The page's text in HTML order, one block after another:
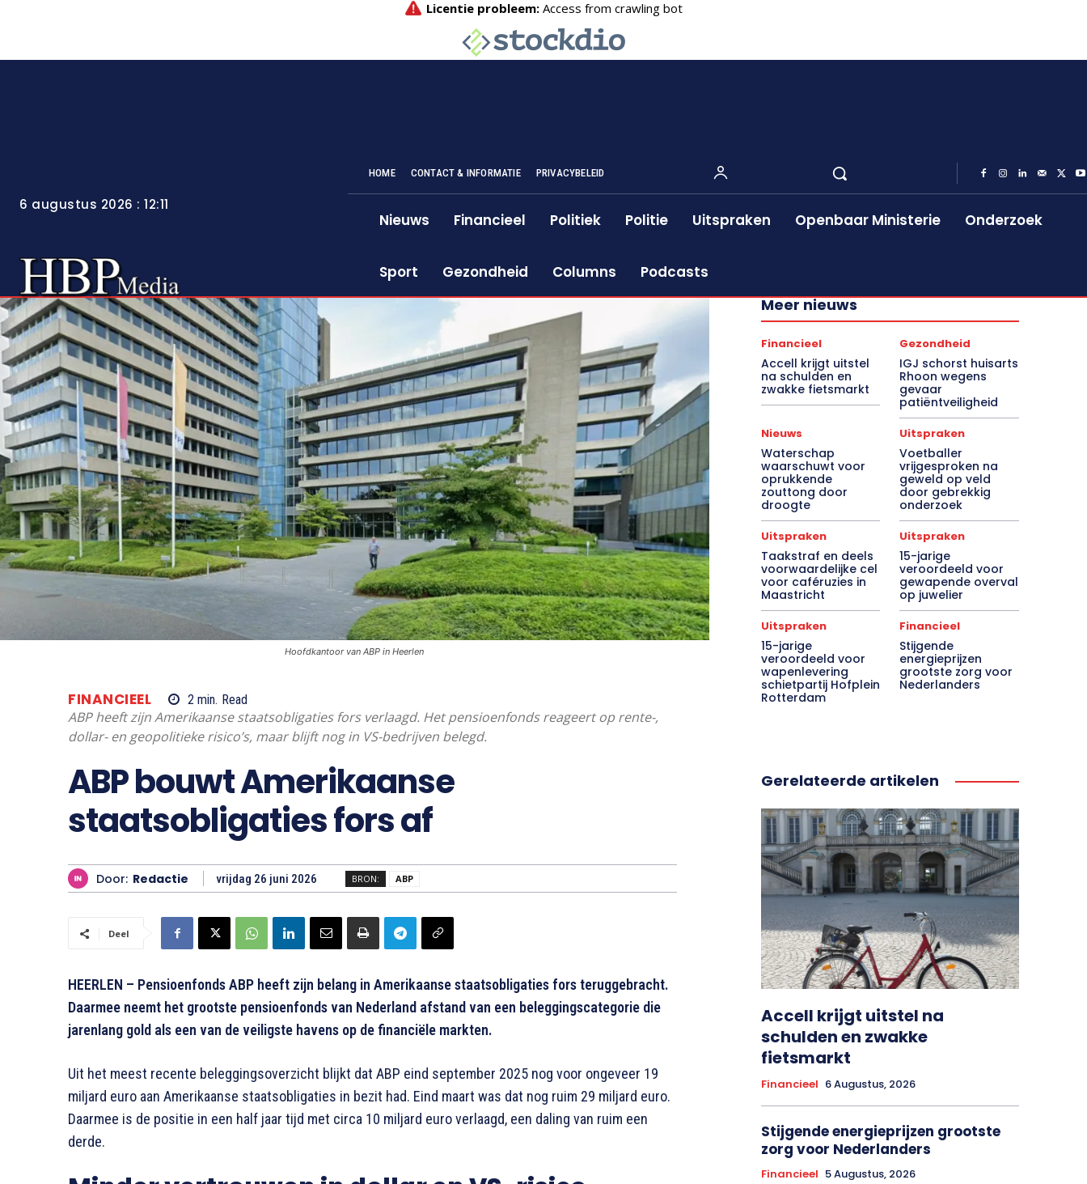
6 augustus 2026 : 12:11
HOME CONTACT & INFORMATIE PRIVACYBELEID
Nieuws Financieel Politiek Politie Uitspraken Openbaar Ministerie Onderzoek
Sport Gezondheid Columns Podcasts
Hoofdkantoor van ABP in Heerlen
FINANCIEEL 2 min. Read
ABP heeft zijn Amerikaanse staatsobligaties fors verlaagd. Het pensioenfonds reageert op rente-,
dollar- en geopolitieke risico’s, maar blijft nog in VS-bedrijven belegd.
ABP bouwt Amerikaanse
staatsobligaties fors af
Door: Redactie vrijdag 26 juni 2026 BRON: ABP
Deel
HEERLEN – Pensioenfonds ABP heeft zijn belang in Amerikaanse staatsobligaties fors teruggebracht.
Daarmee neemt het grootste pensioenfonds van Nederland afstand van een beleggingscategorie die
jarenlang gold als een van de veiligste havens op de financiële markten.
Uit het meest recente beleggingsoverzicht blijkt dat ABP eind september 2025 nog voor ongeveer 19
miljard euro aan Amerikaanse staatsobligaties in bezit had. Eind maart was dat nog ruim 29 miljard euro.
Daarmee is de positie in een half jaar tijd met circa 10 miljard euro verlaagd, een daling van ruim een
derde.
Meer nieuws
Financieel
Accell krijgt uitstel
na schulden en
zwakke fietsmarkt
Gezondheid
IGJ schorst huisarts
Rhoon wegens
gevaar
patiëntveiligheid
Nieuws
Waterschap
waarschuwt voor
oprukkende
zouttong door
droogte
Uitspraken
Voetballer
vrijgesproken na
geweld op veld
door gebrekkig
onderzoek
Uitspraken
Taakstraf en deels
voorwaardelijke cel
voor caféruzies in
Maastricht
Uitspraken
15-jarige
veroordeeld voor
gewapende overval
op juwelier
Uitspraken
15-jarige
veroordeeld voor
wapenlevering
schietpartij Hofplein
Rotterdam
Financieel
Stijgende
energieprijzen
grootste zorg voor
Nederlanders
Gerelateerde artikelen
Accell krijgt uitstel na
schulden en zwakke
fietsmarkt
Financieel 6 Augustus, 2026
Stijgende energieprijzen grootste
zorg voor Nederlanders
Financieel 5 Augustus, 2026